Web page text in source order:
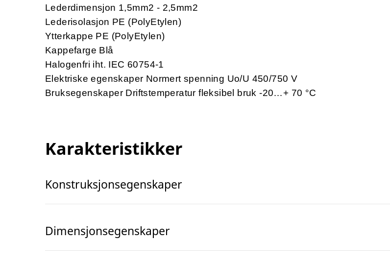
Lederdimensjon 1,5mm2 - 2,5mm2
Lederisolasjon PE (PolyEtylen)
Ytterkappe PE (PolyEtylen)
Kappefarge Blå
Halogenfri iht. IEC 60754-1
Elektriske egenskaper Normert spenning Uo/U 450/750 V
Bruksegenskaper Driftstemperatur fleksibel bruk -20…+ 70 °C
Karakteristikker
Konstruksjonsegenskaper
Dimensjonsegenskaper